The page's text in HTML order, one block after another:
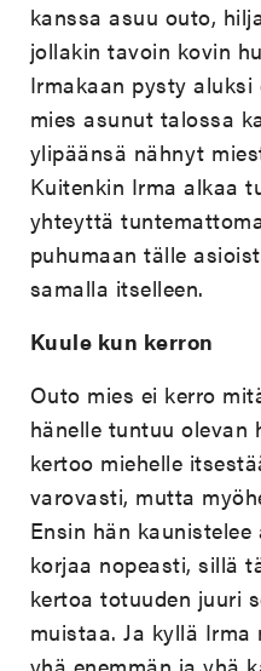
kanssa asuu outo,
jollakin tavoin kovin
Irmakaan pysty
mies asunut talossa
ylipäänsä nähnyt
Kuitenkin Irma alkaa
yhteyttä
puhumaan tälle
samalla itselleen.
Kuule kun kerron
Outo mies ei kerro
hänelle tuntuu olevan
kertoo miehelle
varovasti, mutta
Ensin hän
korjaa nopeasti, sillä
kertoa totuuden juuri
muistaa. Ja kyllä